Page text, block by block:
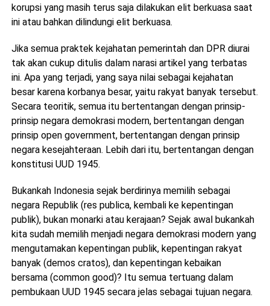
korupsi yang masih terus saja dilakukan elit berkuasa saat
ini atau bahkan dilindungi elit berkuasa.
Jika semua praktek kejahatan pemerintah dan DPR diurai
tak akan cukup ditulis dalam narasi artikel yang terbatas
ini. Apa yang terjadi, yang saya nilai sebagai kejahatan
besar karena korbanya besar, yaitu rakyat banyak tersebut.
Secara teoritik, semua itu bertentangan dengan prinsip-
prinsip negara demokrasi modern, bertentangan dengan
prinsip open government, bertentangan dengan prinsip
negara kesejahteraan. Lebih dari itu, bertentangan dengan
konstitusi UUD 1945.
Bukankah Indonesia sejak berdirinya memilih sebagai
negara Republik (res publica, kembali ke kepentingan
publik), bukan monarki atau kerajaan? Sejak awal bukankah
kita sudah memilih menjadi negara demokrasi modern yang
mengutamakan kepentingan publik, kepentingan rakyat
banyak (demos cratos), dan kepentingan kebaikan
bersama (common good)? Itu semua tertuang dalam
pembukaan UUD 1945 secara jelas sebagai tujuan negara.